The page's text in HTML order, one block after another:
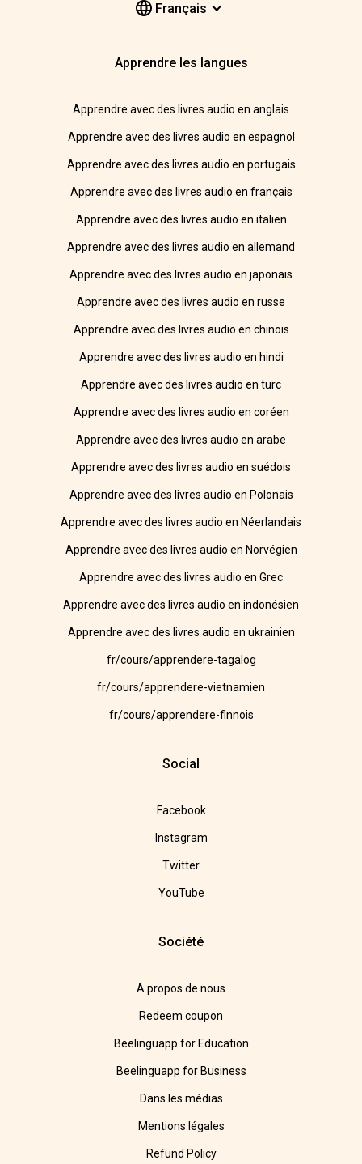
Français
Apprendre les langues
Apprendre avec des livres audio en anglais
Apprendre avec des livres audio en espagnol
Apprendre avec des livres audio en portugais
Apprendre avec des livres audio en français
Apprendre avec des livres audio en italien
Apprendre avec des livres audio en allemand
Apprendre avec des livres audio en japonais
Apprendre avec des livres audio en russe
Apprendre avec des livres audio en chinois
Apprendre avec des livres audio en hindi
Apprendre avec des livres audio en turc
Apprendre avec des livres audio en coréen
Apprendre avec des livres audio en arabe
Apprendre avec des livres audio en suédois
Apprendre avec des livres audio en Polonais
Apprendre avec des livres audio en Néerlandais
Apprendre avec des livres audio en Norvégien
Apprendre avec des livres audio en Grec
Apprendre avec des livres audio en indonésien
Apprendre avec des livres audio en ukrainien
fr/cours/apprendere-tagalog
fr/cours/apprendere-vietnamien
fr/cours/apprendere-finnois
Social
Facebook
Instagram
Twitter
YouTube
Société
A propos de nous
Redeem coupon
Beelinguapp for Education
Beelinguapp for Business
Dans les médias
Mentions légales
Refund Policy